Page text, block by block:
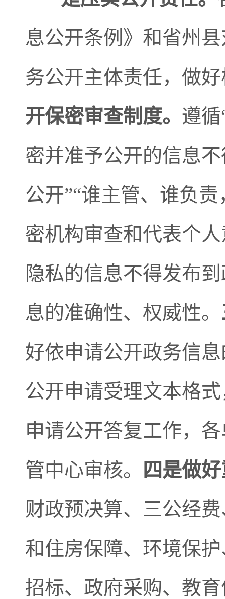
息公开条例》和省州
务公开主体责任，做
开保密审查制度。 遵
密并准予公开的信息
公开”“谁主管、谁负
密机构审查和代表个
隐私的信息不得发布
息的准确性、权威性。
好依申请公开政务信
公开申请受理文本格
申请公开答复工作，
管中心审核。
四是做
财政预决算、三公经
和住房保障、环境保
招标、政府采购、教